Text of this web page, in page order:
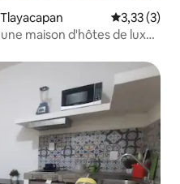
Évaluation
3,33 (3)
maison d'hôtes de luxe